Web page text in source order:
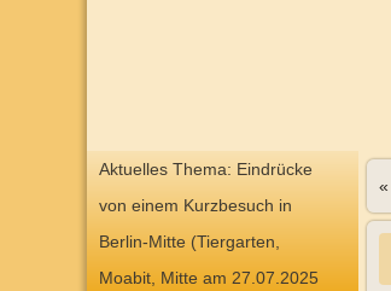
Aktuelles Thema: Eindrücke
von einem Kurzbesuch in
Berlin-Mitte (Tiergarten,
Moabit, Mitte am 27.07.2025
«